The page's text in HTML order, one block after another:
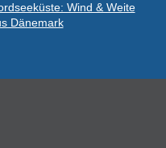
Wind & Weite
Dänemark